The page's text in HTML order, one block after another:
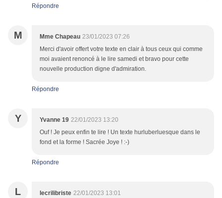
Répondre
M Mme Chapeau 23/01/2023 07:26
Merci d'avoir offert votre texte en clair à tous ceux qui comme
moi avaient renoncé à le lire samedi et bravo pour cette
nouvelle production digne d'admiration.
Répondre
Y Yvanne 19 22/01/2023 13:20
Ouf ! Je peux enfin te lire ! Un texte hurluberluesque dans le
fond et la forme ! Sacrée Joye ! :-)
Répondre
L lecrilibriste 22/01/2023 13:01